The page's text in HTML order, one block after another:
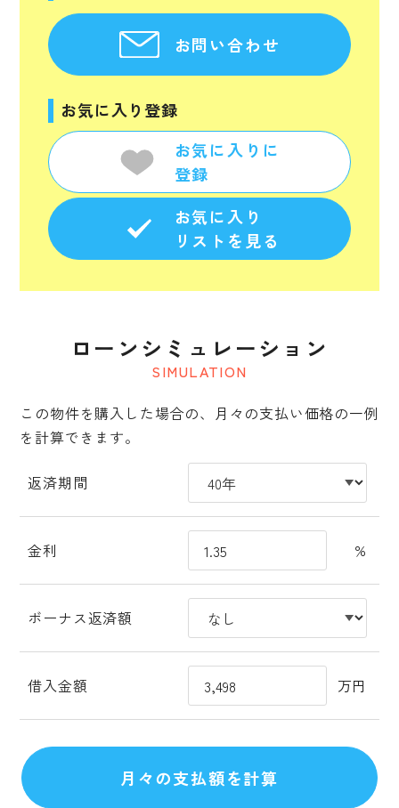
お問い合わせ
お気に入り登録
お気に入りに
登録
お気に入り
リストを見る
SIMULATION
ローンシミュレーション
この物件を購入した場合の、月々の支払い価格の一例
を計算できます。
返済期間
金利 %
ボーナス返済額
借入金額 万円